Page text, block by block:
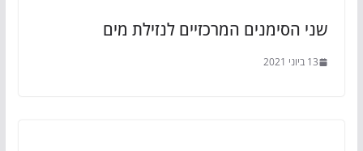
שני הסימנים המרכזיים לנזילת מים
13 ביוני 2021